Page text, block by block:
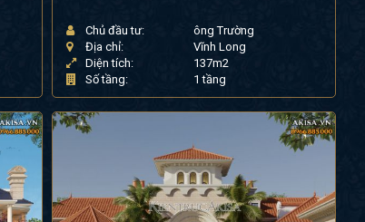
Chủ đầu tư:
ông Trường
Địa chỉ:
Vĩnh Long
Diện tích:
137m2
Số tầng:
1 tầng